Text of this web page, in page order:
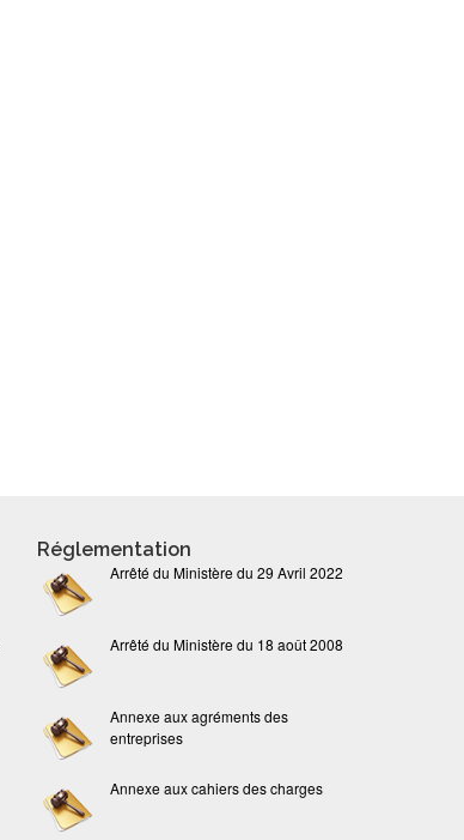
Réglementation
Arrêté du Ministère du 29 Avril 2022
Arrêté du Ministère du 18 août 2008
Annexe aux agréments des
entreprises
Annexe aux cahiers des charges